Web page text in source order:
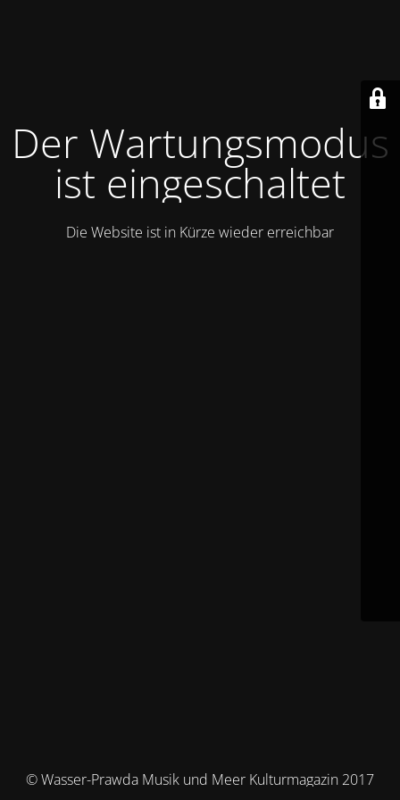
Der Wartungsmodus
ist eingeschaltet
Die Website ist in Kürze wieder erreichbar
© Wasser-Prawda Musik und Meer Kulturmagazin 2017